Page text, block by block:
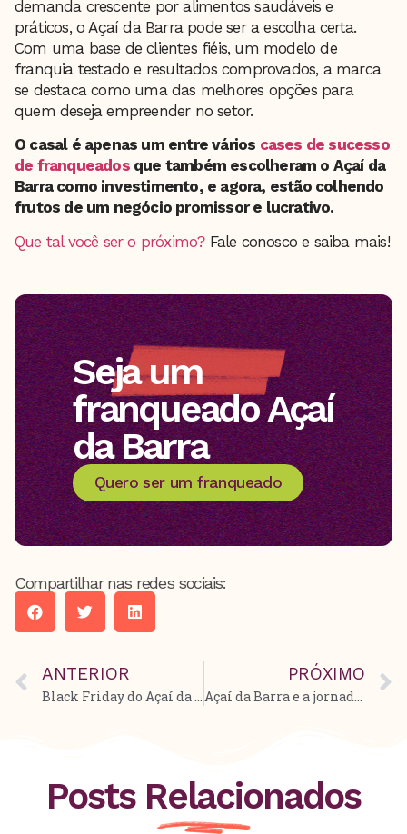
demanda crescente por alimentos saudáveis e
práticos, o Açaí da Barra pode ser a escolha certa.
Com uma base de clientes fiéis, um modelo de
franquia testado e resultados comprovados, a marca
se destaca como uma das melhores opções para
quem deseja empreender no setor.
O casal é apenas um entre vários cases de sucesso
de franqueadosque também escolheram o Açaí da
Barra como investimento, e agora, estão colhendo
frutos de um negócio promissor e lucrativo.
Que tal você ser o próximo?Fale conosco e saiba mais!
Seja um
franqueado Açaí
da Barra
Quero ser um franqueado
Compartilhar nas redes sociais:
ANTERIOR
Black Friday do Açaí da Barra: 50% de desconto para montar o pote dos seus sonhos!
PRÓXIMO
Açaí da Barra e a jornada de sucesso de Larissa e Yuri no empreendedorismo
Posts Relacionados